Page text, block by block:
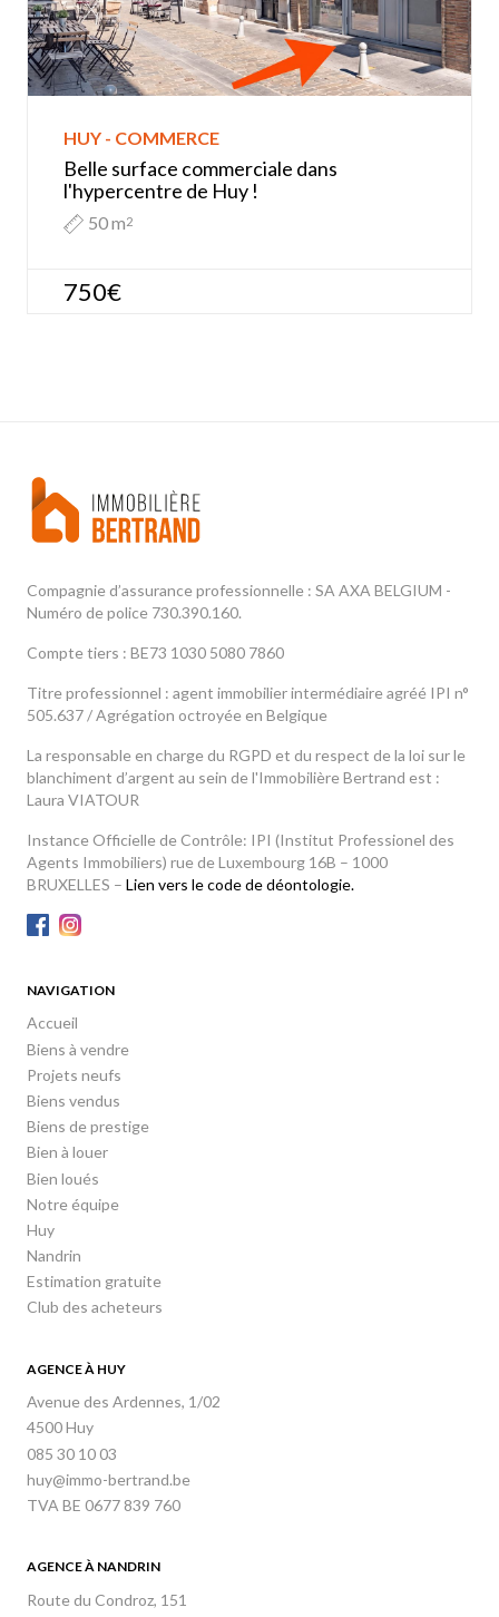
HUY - COMMERCE
Belle surface commerciale dans
l'hypercentre de Huy !
50 m2
750€
Compagnie d’assurance professionnelle : SA AXA BELGIUM -
Numéro de police 730.390.160.
Compte tiers : BE73 1030 5080 7860
Titre professionnel : agent immobilier intermédiaire agréé IPI n°
505.637 / Agrégation octroyée en Belgique
La responsable en charge du RGPD et du respect de la loi sur le
blanchiment d’argent au sein de l'Immobilière Bertrand est :
Laura VIATOUR
Instance Officielle de Contrôle: IPI (Institut Professionel des
Agents Immobiliers) rue de Luxembourg 16B – 1000
BRUXELLES – Lien vers le code de déontologie.
NAVIGATION
Accueil
Biens à vendre
Projets neufs
Biens vendus
Biens de prestige
Bien à louer
Bien loués
Notre équipe
Huy
Nandrin
Estimation gratuite
Club des acheteurs
AGENCE À HUY
Avenue des Ardennes, 1/02
4500 Huy
085 30 10 03
huy@immo-bertrand.be
TVA BE 0677 839 760
AGENCE À NANDRIN
Route du Condroz, 151